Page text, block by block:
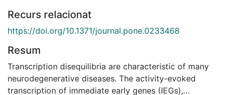
Recurs relacionat
https://doi.org/10.1371/journal.pone.0233468
Resum
Transcription disequilibria are characteristic of many
neurodegenerative diseases. The activity-evoked
transcription of immediate early genes (IEGs),